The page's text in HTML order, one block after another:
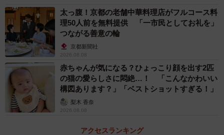
太っ腹！京都の老舗中華料理店がフルコース料
理50人前を無料提供 「一市民としてお礼を」
つながる善意の輪
京都新聞社
2026.08.08
赤ちゃんが気になる？ひょっこり顔を出す2匹
の猫の愛らしさに悶絶…！ 「こんなかわいい
構図あります？」「ベストショットすぎる！」
梨木 香奈
2026.08.08
アクセスランキング